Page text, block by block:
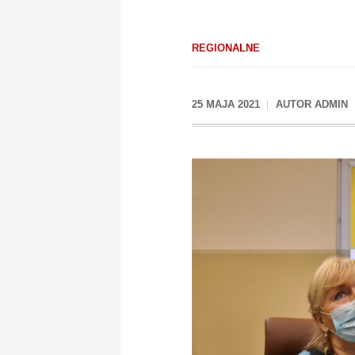
REGIONALNE
25 MAJA 2021 AUTOR ADMIN